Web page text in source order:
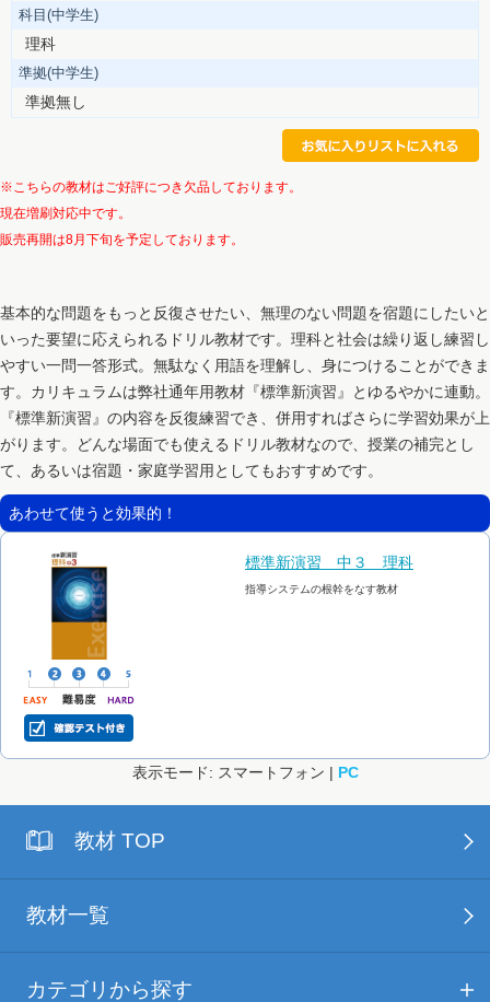
科目(中学生)
理科
準拠(中学生)
準拠無し
※こちらの教材はご好評につき欠品しております。
現在増刷対応中です。
販売再開は8月下旬を予定しております。
基本的な問題をもっと反復させたい、無理のない問題を宿題にしたいと
いった要望に応えられるドリル教材です。理科と社会は繰り返し練習し
やすい一問一答形式。無駄なく用語を理解し、身につけることができま
す。カリキュラムは弊社通年用教材『標準新演習』とゆるやかに連動。
『標準新演習』の内容を反復練習でき、併用すればさらに学習効果が上
がります。どんな場面でも使えるドリル教材なので、授業の補完とし
て、あるいは宿題・家庭学習用としてもおすすめです。
あわせて使うと効果的！
標準新演習 中３ 理科
指導システムの根幹をなす教材
表示モード: スマートフォン | PC
教材 TOP
教材一覧
カテゴリから探す